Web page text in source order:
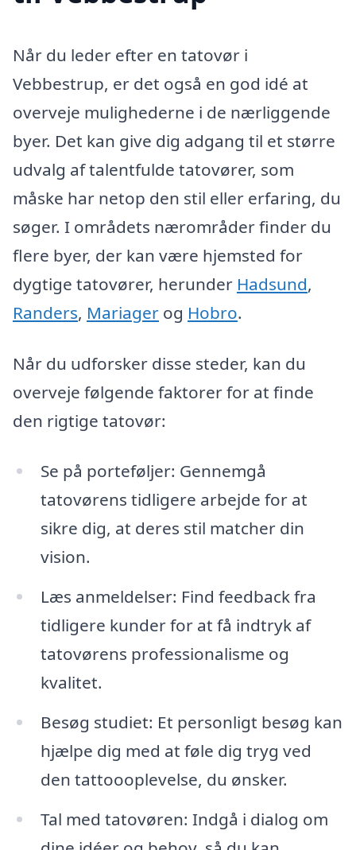
Når du leder efter en tatovør i
Vebbestrup, er det også en god idé at
overveje mulighederne i de nærliggende
byer. Det kan give dig adgang til et større
udvalg af talentfulde tatovører, som
måske har netop den stil eller erfaring, du
søger. I områdets nærområder finder du
flere byer, der kan være hjemsted for
dygtige tatovører, herunder Hadsund,
Randers, Mariager og Hobro.
Når du udforsker disse steder, kan du
overveje følgende faktorer for at finde
den rigtige tatovør:
Se på porteføljer: Gennemgå
tatovørens tidligere arbejde for at
sikre dig, at deres stil matcher din
vision.
Læs anmeldelser: Find feedback fra
tidligere kunder for at få indtryk af
tatovørens professionalisme og
kvalitet.
Besøg studiet: Et personligt besøg kan
hjælpe dig med at føle dig tryg ved
den tattoooplevelse, du ønsker.
Tal med tatovøren: Indgå i dialog om